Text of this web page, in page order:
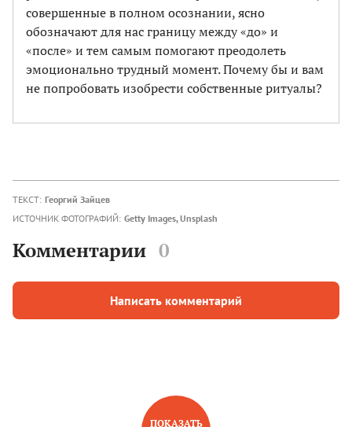
совершенные в полном осознании, ясно
обозначают для нас границу между «до» и
«после» и тем самым помогают преодолеть
эмоцио­нально трудный момент. Почему бы и вам
не попробовать изобрести собственные ритуалы?
ТЕКСТ: Георгий Зайцев
ИСТОЧНИК ФОТОГРАФИЙ: Getty Images, Unsplash
Комментарии 0
Написать комментарий
ПОКАЗАТЬ